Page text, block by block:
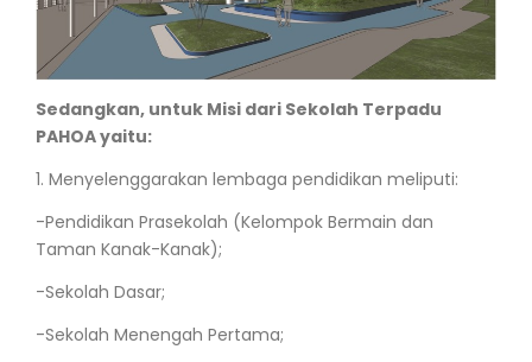
Sedangkan, untuk Misi dari Sekolah Terpadu
PAHOA yaitu:
1. Menyelenggarakan lembaga pendidikan meliputi:
-Pendidikan Prasekolah (Kelompok Bermain dan
Taman Kanak-Kanak);
-Sekolah Dasar;
-Sekolah Menengah Pertama;